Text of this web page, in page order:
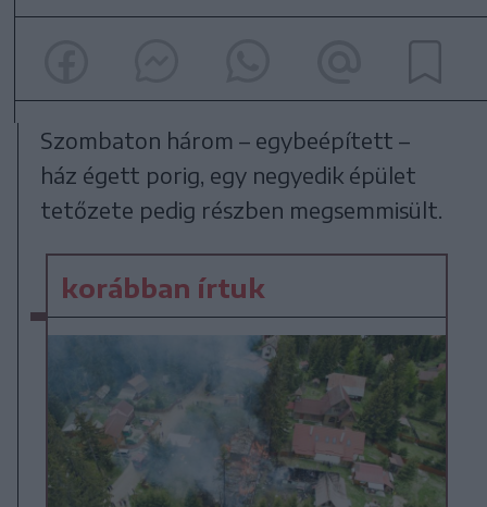
Szombaton három – egybeépített –
ház égett porig, egy negyedik épület
tetőzete pedig részben megsemmisült.
korábban írtuk